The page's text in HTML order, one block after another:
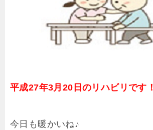
平成27年3月20日のリハビリです！
今日も暖かいね♪